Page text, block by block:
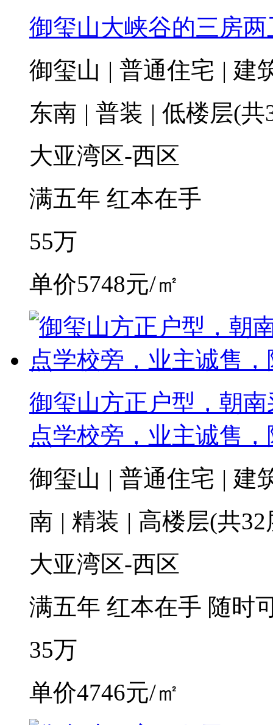
御玺山大峡谷的三房
御玺山 | 普通住宅 | 建
东南 | 普装 | 低楼层(
大亚湾区-西区
满五年 红本在手
55万
单价5748元/㎡
御玺山方正户型，朝
点学校旁，业主诚售
御玺山 | 普通住宅 | 建
南 | 精装 | 高楼层(共
大亚湾区-西区
满五年 红本在手 随时
35万
单价4746元/㎡